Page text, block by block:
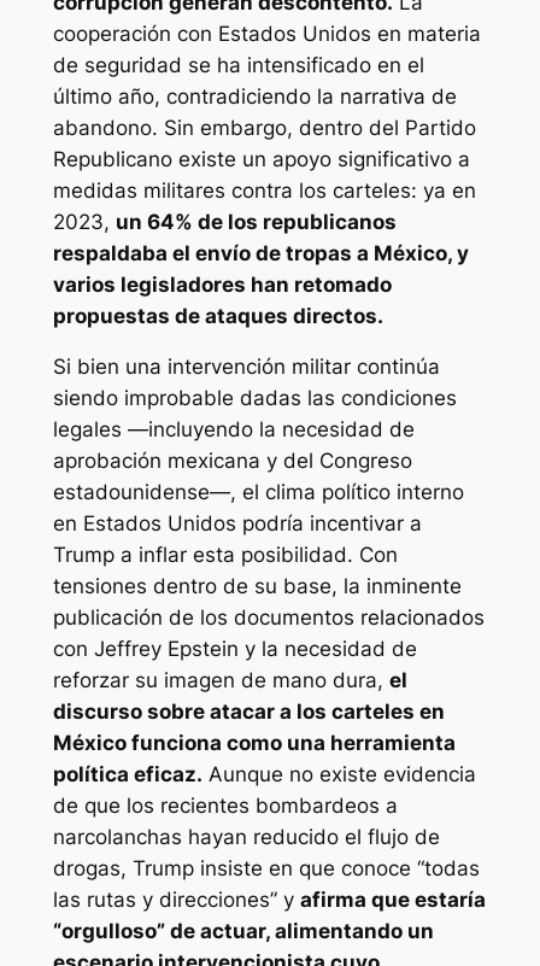
cooperación con Estados Unidos en materia
de seguridad se ha intensificado en el
último año, contradiciendo la narrativa de
abandono. Sin embargo, dentro del Partido
Republicano existe un apoyo significativo a
medidas militares contra los carteles: ya en
2023, un 64% de los republicanos
respaldaba el envío de tropas a México, y
varios legisladores han retomado
propuestas de ataques directos.
Si bien una intervención militar continúa
siendo improbable dadas las condiciones
legales —incluyendo la necesidad de
aprobación mexicana y del Congreso
estadounidense—, el clima político interno
en Estados Unidos podría incentivar a
Trump a inflar esta posibilidad. Con
tensiones dentro de su base, la inminente
publicación de los documentos relacionados
con Jeffrey Epstein y la necesidad de
reforzar su imagen de mano dura, el
discurso sobre atacar a los carteles en
México funciona como una herramienta
política eficaz. Aunque no existe evidencia
de que los recientes bombardeos a
narcolanchas hayan reducido el flujo de
drogas, Trump insiste en que conoce “todas
las rutas y direcciones” y afirma que estaría
“orgulloso” de actuar, alimentando un